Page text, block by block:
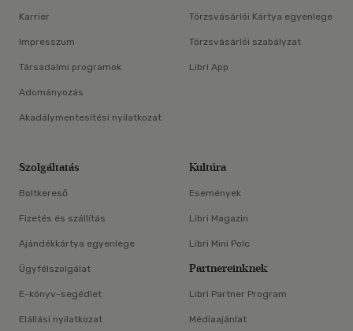
Karrier
Impresszum
Társadalmi programok
Adományozás
Akadálymentesítési nyilatkozat
Törzsvásárlói Kártya egyenlege
Törzsvásárlói szabályzat
Libri App
Szolgáltatás
Boltkereső
Fizetés és szállítás
Ajándékkártya egyenlege
Ügyfélszolgálat
E-könyv-segédlet
Elállási nyilatkozat
Kultúra
Események
Libri Magazin
Libri Mini Polc
Partnereinknek
Libri Partner Program
Médiaajánlat